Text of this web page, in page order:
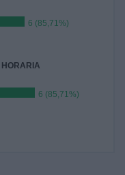
6 (85,71%)
6 (85,71%)